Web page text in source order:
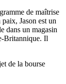
de maîtrise
Jason est un
dans un magasin
Britannique. Il
de la bourse